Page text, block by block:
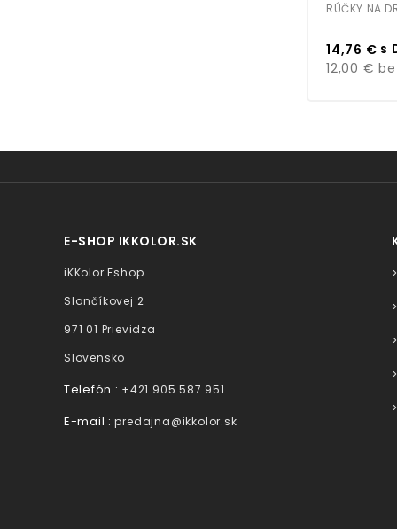
RÚČKY NA
Cena
14,76 € s
12,00 €
E-SHOP IKKOLOR.SK
iKKolor Eshop
Slančíkovej 2
971 01 Prievidza
Slovensko
Telefón : +421 905 587 951
E-mail :predajna@ikkolor.sk